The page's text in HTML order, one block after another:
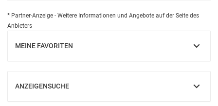
* Partner-Anzeige - Weitere Informationen und Angebote auf der Seite des
Anbieters
MEINE FAVORITEN
EINBLENDEN
ANZEIGENSUCHE
EINBLENDEN